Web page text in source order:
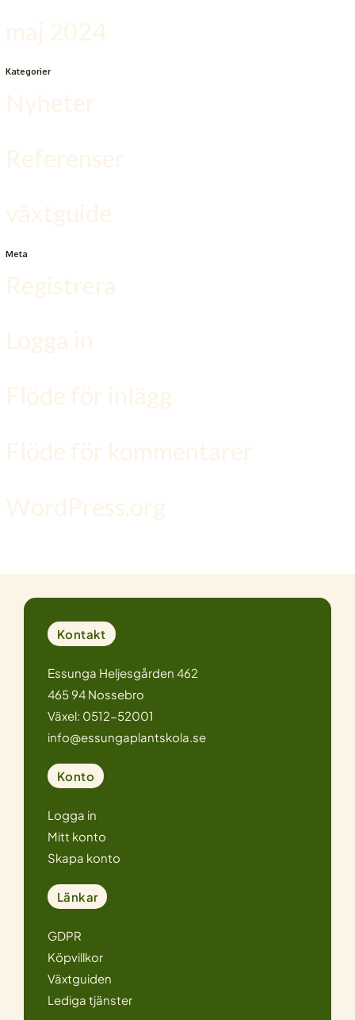
maj 2024
Kategorier
Nyheter
Referenser
växtguide
Meta
Registrera
Logga in
Flöde för inlägg
Flöde för kommentarer
WordPress.org
Kontakt
Essunga Heljesgården 462
465 94 Nossebro
Växel: 0512-52001
info@essungaplantskola.se
Konto
Logga in
Mitt konto
Skapa konto
Länkar
GDPR
Köpvillkor
Växtguiden
Lediga tjänster